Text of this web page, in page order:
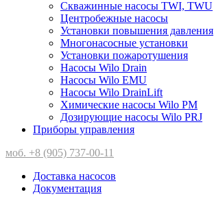
Скважинные насосы TWI, TWU
Центробежные насосы
Установки повышения давления
Многонасосные установки
Установки пожаротушения
Насосы Wilo Drain
Насосы Wilo EMU
Насосы Wilo DrainLift
Химические насосы Wilo PM
Дозирующие насосы Wilo PRJ
Приборы управления
моб. +8 (905) 737-00-11
Доставка насосов
Документация